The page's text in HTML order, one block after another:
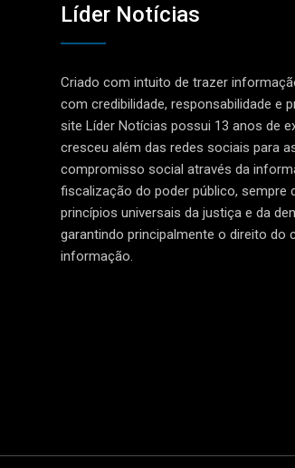
Líder Notícias
Criado com intuito de trazer
com credibilidade, responsabilidade e
site Líder Notícias possui 13 anos de
cresceu além das redes sociais para
compromisso social através da
fiscalização do poder público, sempre
princípios universais da justiça e da
garantindo principalmente o direito do
informação.